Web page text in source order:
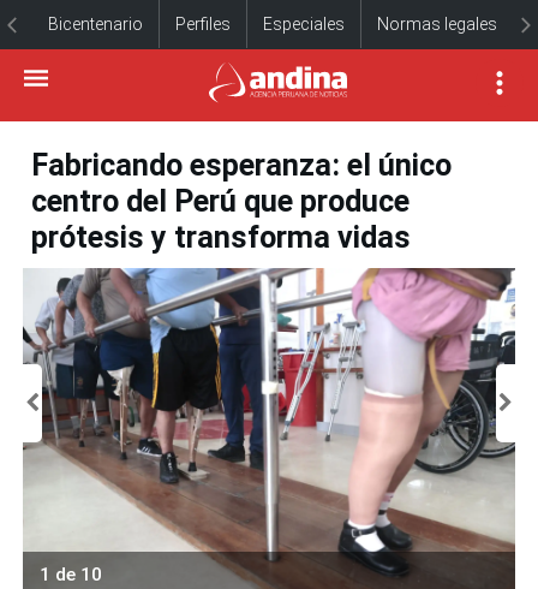
Bicentenario Perfiles Especiales Normas legales
Fabricando esperanza: el único
centro del Perú que produce
prótesis y transforma vidas
1 de 10